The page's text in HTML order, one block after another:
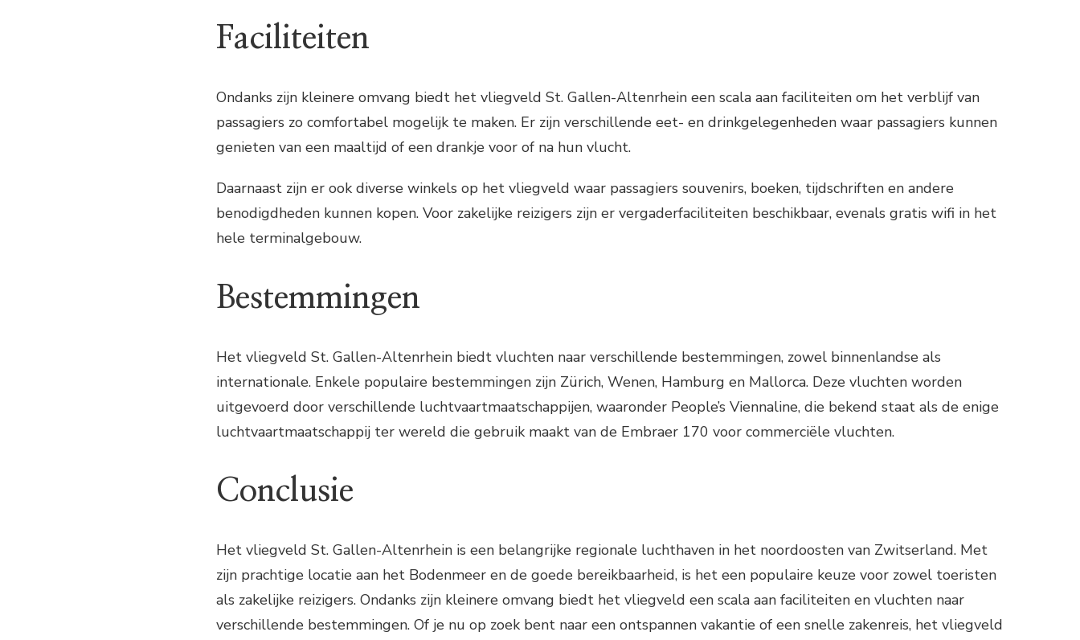
Faciliteiten
Ondanks zijn kleinere omvang biedt het vliegveld St. Gallen-Altenrhein een scala aan faciliteiten om het verblijf van
passagiers zo comfortabel mogelijk te maken. Er zijn verschillende eet- en drinkgelegenheden waar passagiers kunnen
genieten van een maaltijd of een drankje voor of na hun vlucht.
Daarnaast zijn er ook diverse winkels op het vliegveld waar passagiers souvenirs, boeken, tijdschriften en andere
benodigdheden kunnen kopen. Voor zakelijke reizigers zijn er vergaderfaciliteiten beschikbaar, evenals gratis wifi in het
hele terminalgebouw.
Bestemmingen
Het vliegveld St. Gallen-Altenrhein biedt vluchten naar verschillende bestemmingen, zowel binnenlandse als
internationale. Enkele populaire bestemmingen zijn Zürich, Wenen, Hamburg en Mallorca. Deze vluchten worden
uitgevoerd door verschillende luchtvaartmaatschappijen, waaronder People’s Viennaline, die bekend staat als de enige
luchtvaartmaatschappij ter wereld die gebruik maakt van de Embraer 170 voor commerciële vluchten.
Conclusie
Het vliegveld St. Gallen-Altenrhein is een belangrijke regionale luchthaven in het noordoosten van Zwitserland. Met
zijn prachtige locatie aan het Bodenmeer en de goede bereikbaarheid, is het een populaire keuze voor zowel toeristen
als zakelijke reizigers. Ondanks zijn kleinere omvang biedt het vliegveld een scala aan faciliteiten en vluchten naar
verschillende bestemmingen. Of je nu op zoek bent naar een ontspannen vakantie of een snelle zakenreis, het vliegveld